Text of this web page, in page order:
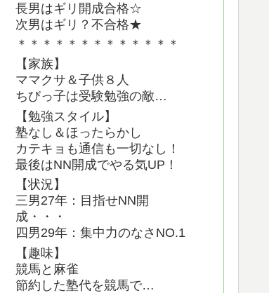
長男はギリ開成合格☆
次男はギリ？不合格★
＊＊＊＊＊＊＊＊＊＊＊＊＊
【家族】
ママクサ＆子供８人
ちびっ子は受験勉強の敵…
【勉強スタイル】
塾なし＆ほったらかし
カテキョも通信も一切なし！
最後はNN開成でやる気UP！
【状況】
三男27年：目指せNN開
成・・・
四男29年：集中力のなさNO.1
【趣味】
競馬と麻雀
節約した塾代を競馬で…